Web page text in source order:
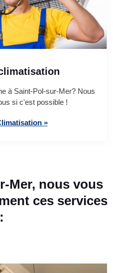
à Saint-Pol-sur-Mer? Nous
si c'est possible !
»
Mer, nous vous
ces services
: